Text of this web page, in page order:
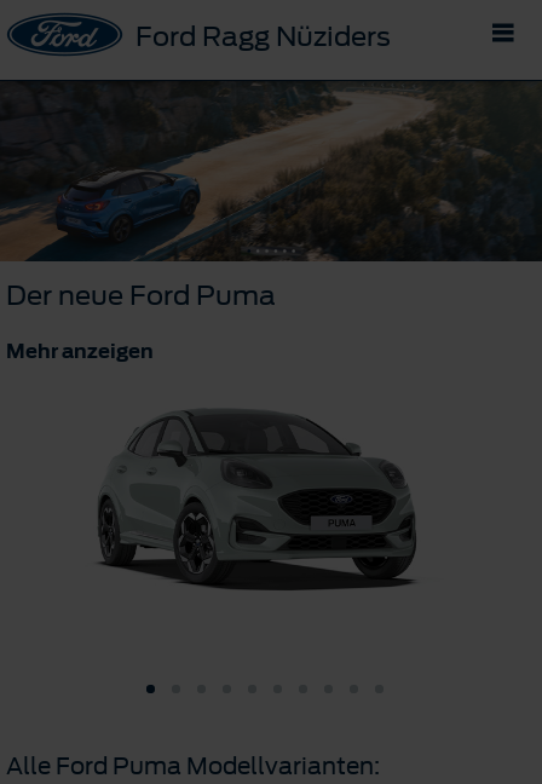
Ford Ragg Nüziders
Der neue Ford Puma
Mehr anzeigen
Alle Ford Puma Modellvarianten: